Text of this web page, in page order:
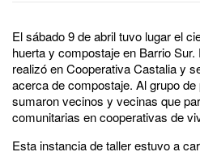
El sábado 9 de abril tuvo lugar el
huerta y compostaje en Barrio
realizó en Cooperativa Castalia y
acerca de compostaje. Al grupo
sumaron vecinos y vecinas que
comunitarias en cooperativas de
Esta instancia de taller estuvo a